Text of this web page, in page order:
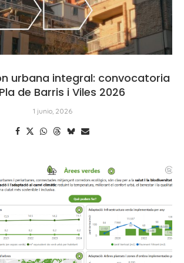
urbana integral: convocatoria
de Barris i Viles 2026
1 junio, 2026